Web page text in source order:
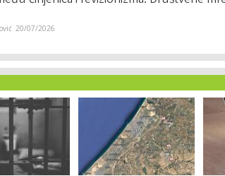
20/07/2026